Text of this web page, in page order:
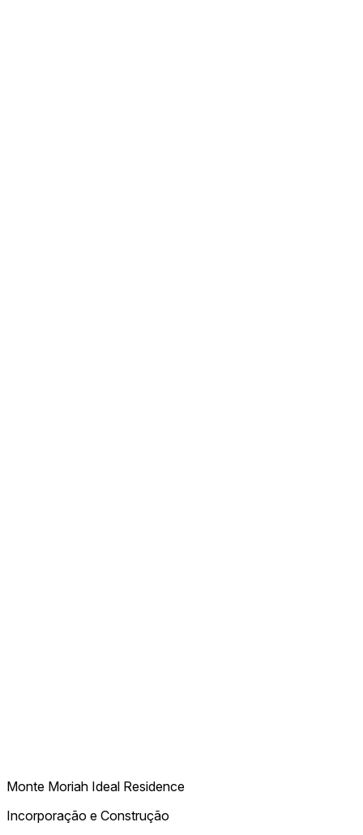
Monte Moriah Ideal Residence
Incorporação e Construção